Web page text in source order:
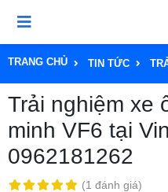
TRANG CHỦ TIN TỨC
Trải nghiệm xe
minh VF6 tại
0962181262
(1 đánh giá)